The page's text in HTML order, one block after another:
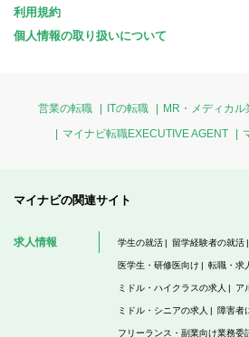
利用規約
個人情報の取り扱いについて
営業の転職 ITの転職 MR・メディカル
マイナビ転職EXECUTIVE AGENT
マイナビの関連サイト
求人情報 学生の就活 留学経験者の就活
医学生・研修医向け 転職・求
ミドル・ハイクラスの求人 ア
ミドル・シニアの求人 障害者
フリーランス・副業向け業務委